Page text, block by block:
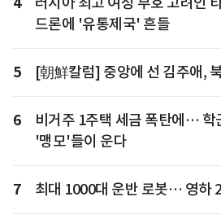
드론에 '유통제국' 흔들
5 [朝鮮칼럼] 중앙에 선 김주애,
6
비거주 1주택 세금 폭탄에… 학
'맹모'들이 운다
7 최대 1000대 운반 로봇… 영하